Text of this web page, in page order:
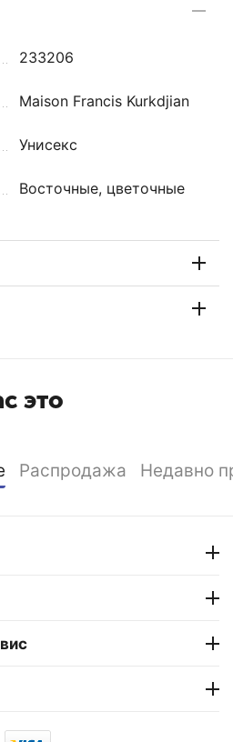
233206
Maison Francis Kurkdjian
Унисекс
Восточные, цветочные
это
Распродажа Недавно